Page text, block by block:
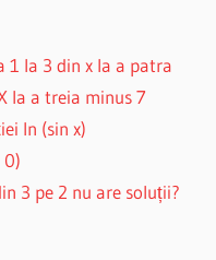
1 la 3 din x la a patra
la a treia minus 7
ln (sin x)
0)
3 pe 2 nu are soluții?